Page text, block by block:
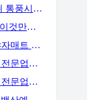
2026 신형 카픽 12팬 메쉬 통풍시트｜차 안 더위와 답답함을 줄여주는 차량용 통풍시트
✨인스타그램 계정 운영, 이것만큼은 꼭 알고 시작하세요✨
파이론텍스, 인조잔디, 야자매트 가장 저렴하게 공급합니다.
불꽃놀이, 낙화놀이 연출 전문업체 세홍SFC 입니다
불꽃놀이, 낙화놀이 연출 전문업체 세홍SFC 입니다